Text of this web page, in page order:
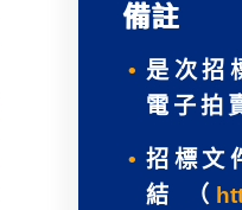
備註
是次招
電子拍
招標文
結 （